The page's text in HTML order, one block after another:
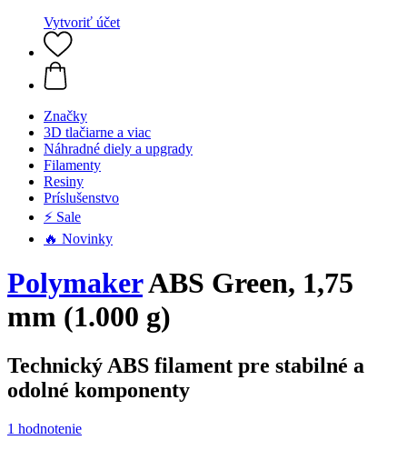
Vytvoriť účet
Značky
3D tlačiarne a viac
Náhradné diely a upgrady
Filamenty
Resiny
Príslušenstvo
⚡ Sale
🔥 Novinky
PolymakerABS Green, 1,75
mm (1.000 g)
Technický ABS filament pre stabilné a
odolné komponenty
1 hodnotenie